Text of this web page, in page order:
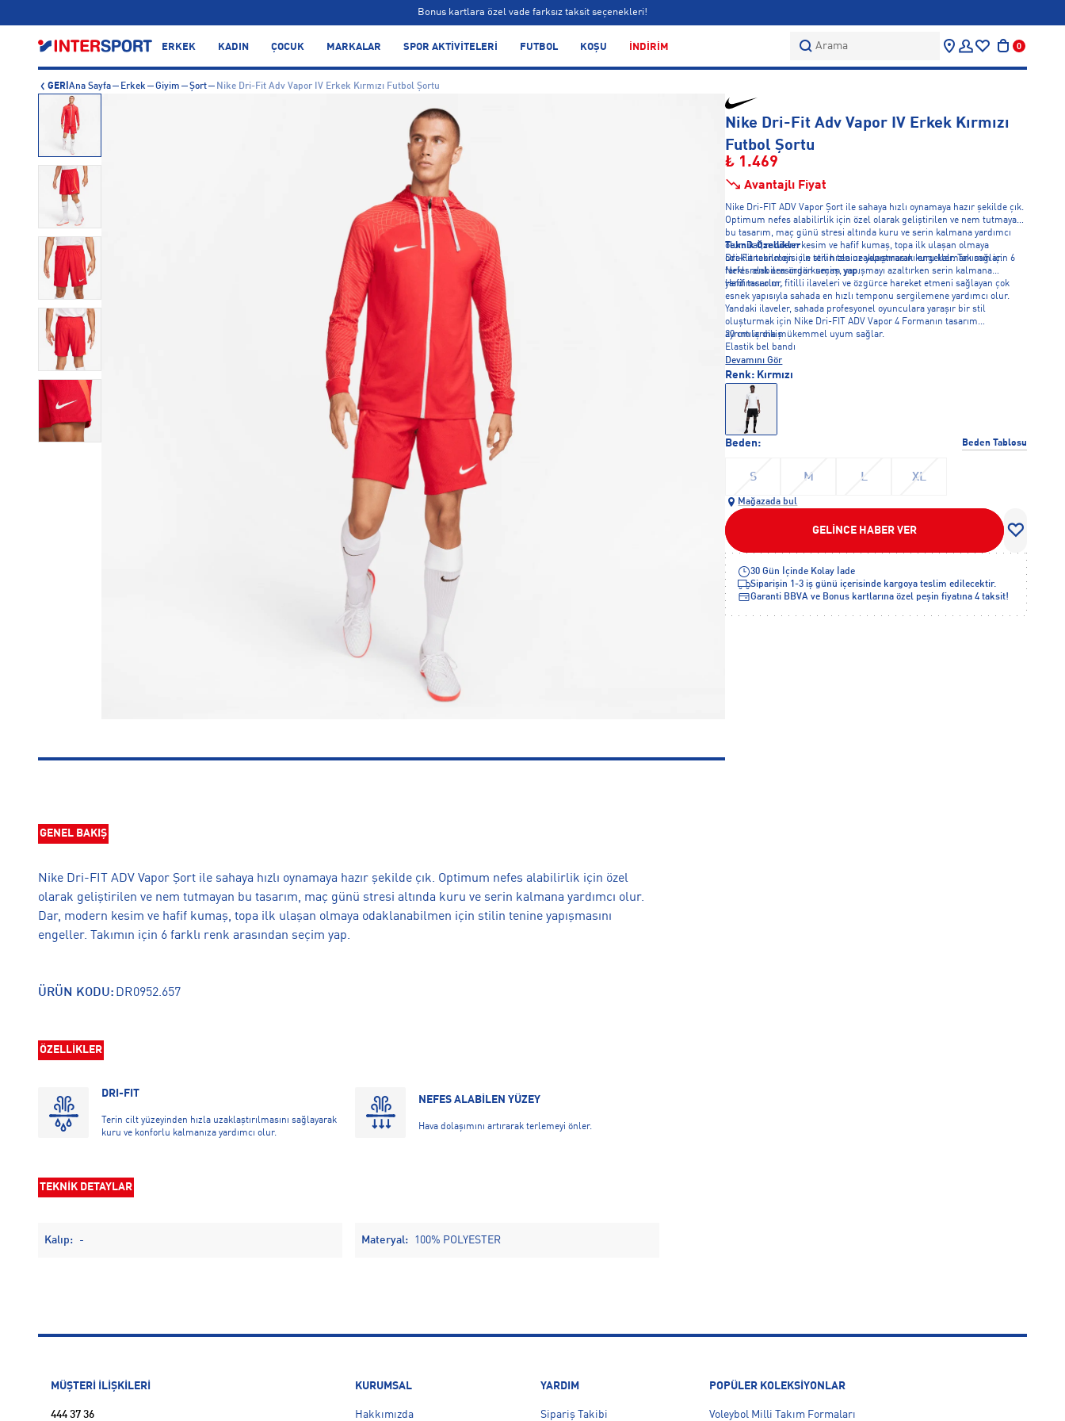
Bonus kartlara özel vade farksız taksit seçenekleri!
ERKEK KADIN ÇOCUK MARKALAR SPOR AKTİVİTELERİ FUTBOL KOŞU İNDİRİM Arama 0
GERİ Ana Sayfa Erkek Giyim Şort Nike Dri-Fit Adv Vapor IV Erkek Kırmızı Futbol Şortu
GENEL BAKIŞ
Nike Dri-FIT ADV Vapor Şort ile sahaya hızlı oynamaya hazır şekilde çık. Optimum nefes alabilirlik için özel
olarak geliştirilen ve nem tutmayan bu tasarım, maç günü stresi altında kuru ve serin kalmana yardımcı olur.
Dar, modern kesim ve hafif kumaş, topa ilk ulaşan olmaya odaklanabilmen için stilin tenine yapışmasını
engeller. Takımın için 6 farklı renk arasından seçim yap.
ÜRÜN KODU: DR0952.657
ÖZELLİKLER
DRI-FIT
Terin cilt yüzeyinden hızla uzaklaştırılmasını sağlayarak
kuru ve konforlu kalmanıza yardımcı olur.
NEFES ALABİLEN YÜZEY
Hava dolaşımını artırarak terlemeyi önler.
TEKNİK DETAYLAR
Kalıp: - Materyal: 100% POLYESTER
Nike Dri-Fit Adv Vapor IV Erkek Kırmızı
Futbol Şortu
₺ 1.469
Avantajlı Fiyat
Nike Dri-FIT ADV Vapor Şort ile sahaya hızlı oynamaya hazır şekilde çık.
Optimum nefes alabilirlik için özel olarak geliştirilen ve nem tutmayan
bu tasarım, maç günü stresi altında kuru ve serin kalmana yardımcı
olur. Dar, modern kesim ve hafif kumaş, topa ilk ulaşan olmaya
odaklanabilmen için stilin tenine yapışmasını engeller. Takımın için 6
farklı renk arasından seçim yap.
Teknik Özellikler
Dri-Fit teknolojisi ile teri hızla uzaklaştırarak kuru kalmanı sağlar.
Nefes alabilen örgü kumaş, yapışmayı azaltırken serin kalmana
yardımcı olur.
Hafif tasarım, fitilli ilaveleri ve özgürce hareket etmeni sağlayan çok
esnek yapısıyla sahada en hızlı temponu sergilemene yardımcı olur.
Yandaki ilaveler, sahada profesyonel oyunculara yaraşır bir stil
oluşturmak için Nike Dri-FIT ADV Vapor 4 Formanın tasarım
ayrıntılarına mükemmel uyum sağlar.
20 cm iç dikiş
Elastik bel bandı
Devamını Gör
Beden: Beden Tablosu
S M L XL
Renk: Kırmızı
Mağazada bul
GELİNCE HABER VER
30 Gün İçinde Kolay İade
Siparişin 1-3 iş günü içerisinde kargoya teslim edilecektir.
Garanti BBVA ve Bonus kartlarına özel peşin fiyatına 4 taksit!
MÜŞTERİ İLİŞKİLERİ
444 37 36
KURUMSAL
Hakkımızda
YARDIM
Sipariş Takibi
POPÜLER KOLEKSİYONLAR
Voleybol Milli Takım Formaları